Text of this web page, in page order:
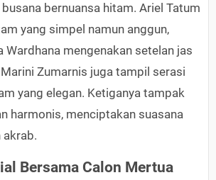
bernuansa hitam. Ariel Tatum
yang simpel namun anggun,
Wardhana mengenakan setelan jas
Zumarnis juga tampil serasi
yang elegan. Ketiganya tampak
harmonis, menciptakan suasana
akrab.
Bersama Calon Mertua